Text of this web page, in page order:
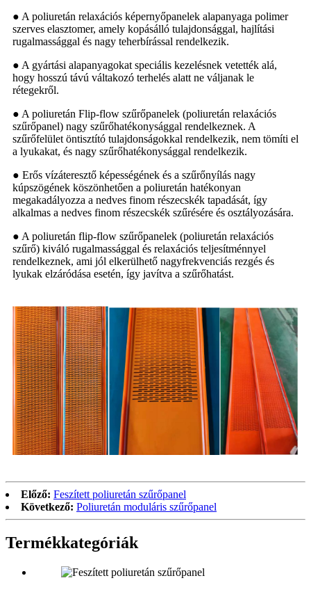
● A poliuretán relaxációs képernyőpanelek alapanyaga polimer
szerves elasztomer, amely kopásálló tulajdonsággal, hajlítási
rugalmassággal és nagy teherbírással rendelkezik.
● A gyártási alapanyagokat speciális kezelésnek vetették alá,
hogy hosszú távú váltakozó terhelés alatt ne váljanak le
rétegekről.
● A poliuretán Flip-flow szűrőpanelek (poliuretán relaxációs
szűrőpanel) nagy szűrőhatékonysággal rendelkeznek. A
szűrőfelület öntisztító tulajdonságokkal rendelkezik, nem tömíti el
a lyukakat, és nagy szűrőhatékonysággal rendelkezik.
● Erős vízáteresztő képességének és a szűrőnyílás nagy
kúpszögének köszönhetően a poliuretán hatékonyan
megakadályozza a nedves finom részecskék tapadását, így
alkalmas a nedves finom részecskék szűrésére és osztályozására.
● A poliuretán flip-flow szűrőpanelek (poliuretán relaxációs
szűrő) kiváló rugalmassággal és relaxációs teljesítménnyel
rendelkeznek, ami jól elkerülhető nagyfrekvenciás rezgés és
lyukak elzáródása esetén, így javítva a szűrőhatást.
Előző: Feszített poliuretán szűrőpanel
Következő: Poliuretán moduláris szűrőpanel
Termékkategóriák